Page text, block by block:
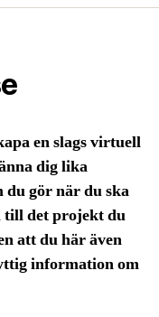
en slags virtuell
dig lika
du gör när du ska
till det projekt du
att du här även
information om